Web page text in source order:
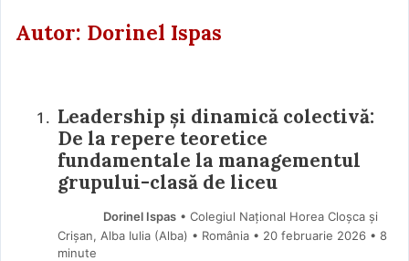
Autor: Dorinel Ispas
Leadership și dinamică colectivă:
De la repere teoretice
fundamentale la managementul
grupului-clasă de liceu
Dorinel Ispas• Colegiul Național Horea Cloșca și
Crișan, Alba Iulia (Alba) • România
20 februarie 2026 • 8
minute